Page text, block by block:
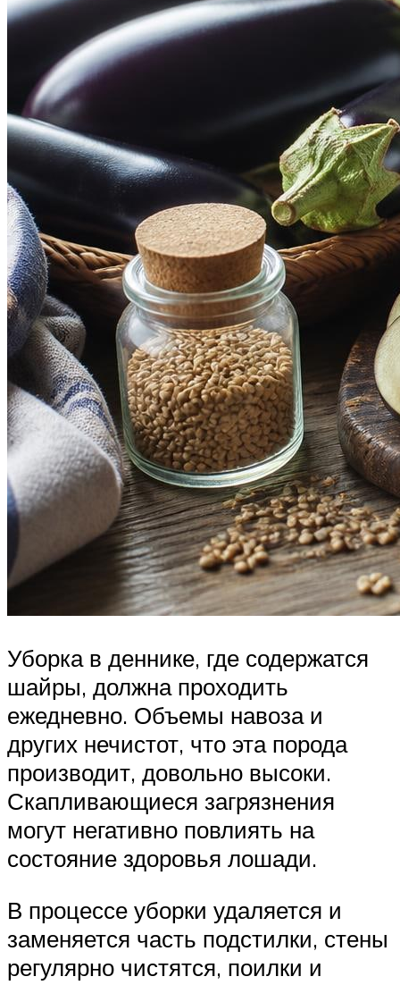
Уборка в деннике, где содержатся
шайры, должна проходить
ежедневно. Объемы навоза и
других нечистот, что эта порода
производит, довольно высоки.
Скапливающиеся загрязнения
могут негативно повлиять на
состояние здоровья лошади.
В процессе уборки удаляется и
заменяется часть подстилки, стены
регулярно чистятся, поилки и